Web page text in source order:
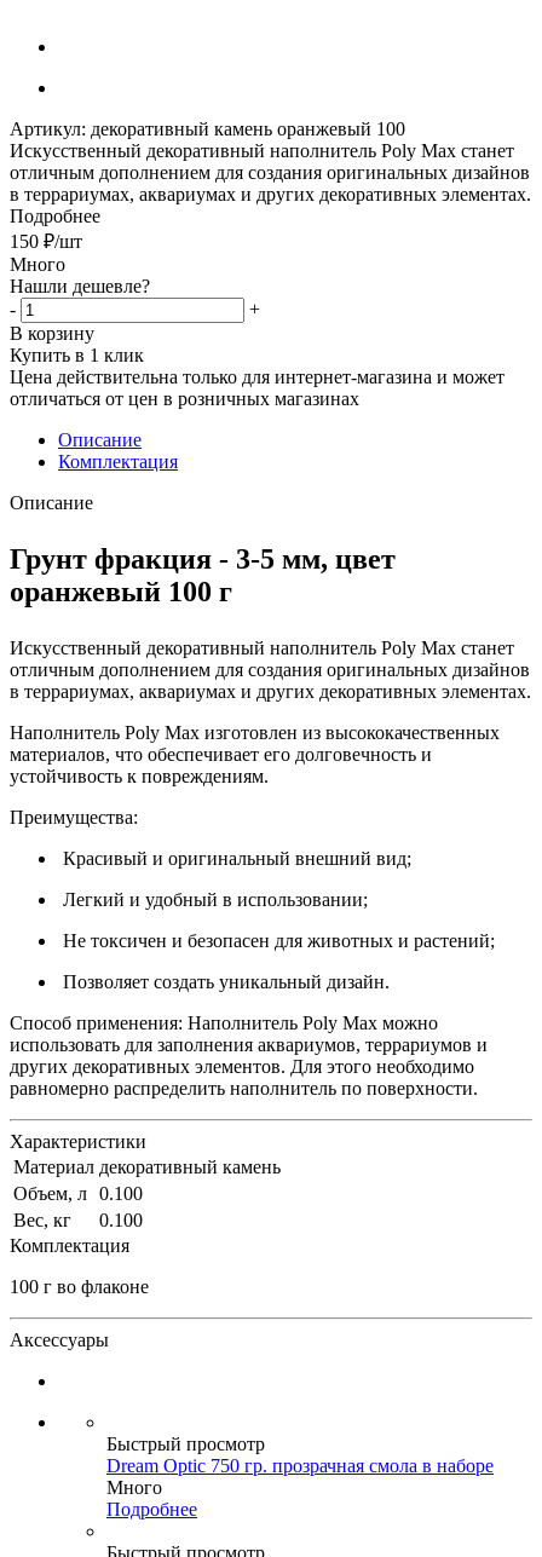
Артикул: декоративный камень оранжевый 100
Искусственный декоративный наполнитель Poly Max станет
отличным дополнением для создания оригинальных дизайнов
в террариумах, аквариумах и других декоративных элементах.
Подробнее
150 ₽/шт
Много
Нашли дешевле?
-
+
В корзину
Купить в 1 клик
Цена действительна только для интернет-магазина и может
отличаться от цен в розничных магазинах
Описание
Комплектация
Описание
Грунт фракция - 3-5 мм, цвет
оранжевый 100 г
Искусственный декоративный наполнитель Poly Max станет
отличным дополнением для создания оригинальных дизайнов
в террариумах, аквариумах и других декоративных элементах.
Наполнитель Poly Max изготовлен из высококачественных
материалов, что обеспечивает его долговечность и
устойчивость к повреждениям.
Преимущества:
Красивый и оригинальный внешний вид;
Легкий и удобный в использовании;
Не токсичен и безопасен для животных и растений;
Позволяет создать уникальный дизайн.
Способ применения: Наполнитель Poly Max можно
использовать для заполнения аквариумов, террариумов и
других декоративных элементов. Для этого необходимо
равномерно распределить наполнитель по поверхности.
Характеристики
Материал декоративный камень
Объем, л 0.100
Вес, кг
0.100
Комплектация
100 г во флаконе
Аксессуары
Быстрый просмотр
Dream Optic 750 гр. прозрачная смола в наборе
Много
Подробнее
Быстрый просмотр